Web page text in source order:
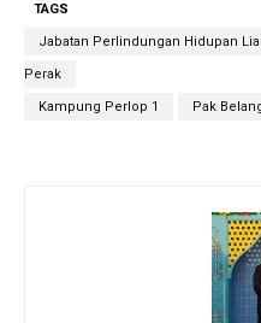
TAGS
Jabatan Perlindungan Hidupan
Perak
Kampung Perlop 1 Pak